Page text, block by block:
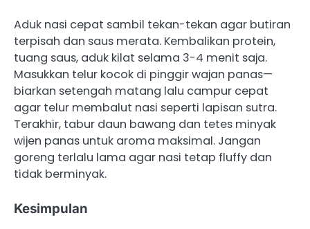
Aduk nasi cepat sambil tekan-tekan agar butiran
terpisah dan saus merata. Kembalikan protein,
tuang saus, aduk kilat selama 3-4 menit saja.
Masukkan telur kocok di pinggir wajan panas—
biarkan setengah matang lalu campur cepat
agar telur membalut nasi seperti lapisan sutra.
Terakhir, tabur daun bawang dan tetes minyak
wijen panas untuk aroma maksimal. Jangan
goreng terlalu lama agar nasi tetap fluffy dan
tidak berminyak.
Kesimpulan